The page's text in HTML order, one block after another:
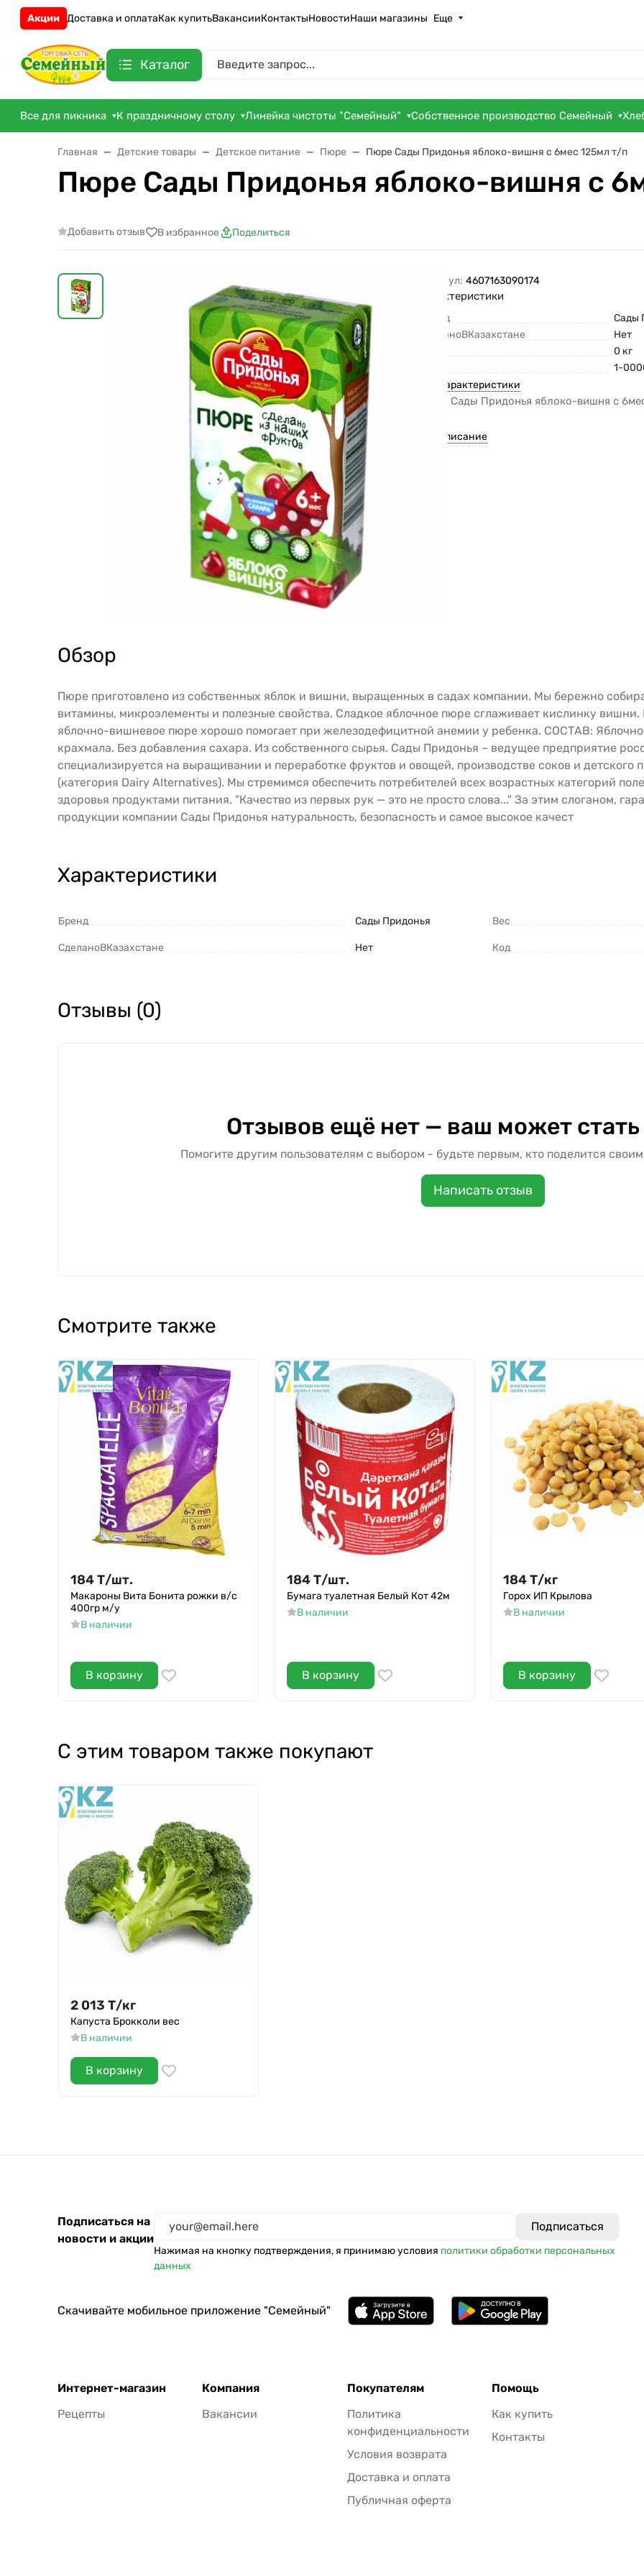
Акции Доставка и оплатаКак купитьВакансииКонтактыНовостиНаши магазины Еще
Каталог
Все для пикника К праздничному столу Линейка чистоты "Семейный" Собственное производство Семейный
Главная Детские товары Детское питание Пюре Пюре Сады Придонья яблоко-вишня с 6мес 125мл т/п
Пюре Сады Придонья яблоко-вишня с
Добавить отзыв В избранное Поделиться
Артикул: 4607163090174
Характеристики
Бренд
Сады
СделаноВКазахстане
Нет
0 кг
1-
Все характеристики
Пюре Сады Придонья яблоко-вишня с
Все описание
Обзор
Пюре приготовлено из собственных яблок и вишни, выращенных в садах компании. Мы бережно
витамины, микроэлементы и полезные свойства. Сладкое яблочное пюре сглаживает кислинку
яблочно-вишневое пюре хорошо помогает при железодефицитной анемии у ребенка. СОСТАВ:
крахмала. Без добавления сахара. Из собственного сырья. Сады Придонья – ведущее предприятие
специализируется на выращивании и переработке фруктов и овощей, производстве соков и детского
(категория Dairy Alternatives). Мы стремимся обеспечить потребителей всех возрастных категорий
здоровья продуктами питания. "Качество из первых рук — это не просто слова..." За этим слоганом,
продукции компании Сады Придонья натуральность, безопасность и самое высокое качест
Характеристики
Бренд Сады Придонья
СделаноВКазахстане Нет
Вес
Код
Отзывы (0)
Отзывов ещё нет — ваш может
Помогите другим пользователям с выбором - будьте первым, кто поделится
Написать отзыв
Смотрите также
184Т/шт.
Макароны Вита Бонита рожки в/с
400гр м/у
В наличии
В корзину
184Т/шт.
Бумага туалетная Белый Кот 42м
В наличии
В корзину
184Т/кг
Горох ИП Крылова
В наличии
В корзину
С этим товаром также покупают
2 013 Т/кг
Капуста Брокколи вес
В наличии
В корзину
Подписаться на
новости и акции
Нажимая на кнопку подтверждения, я принимаю условия политики обработки персональных
данных
Скачивайте мобильное приложение "Семейный"
Интернет-магазин
Рецепты
Компания
Вакансии
Покупателям
Политика
конфиденциальности
Условия возврата
Доставка и оплата
Публичная оферта
Помощь
Как купить
Контакты